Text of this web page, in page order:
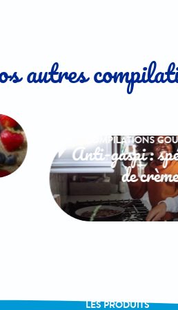
autres
COMPILATIONS
Anti-gaspi :
de
LES PRODUITS